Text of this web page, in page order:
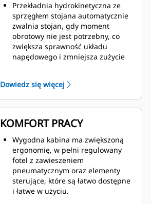
Przekładnia hydrokinetyczna ze
sprzęgłem stojana automatycznie
zwalnia stojan, gdy moment
obrotowy nie jest potrzebny, co
zwiększa sprawność układu
napędowego i zmniejsza zużycie
przyspiesza nieproduktywną jazdę,
pozwalając na skrócenie czasu
trwania cyklu i zwiększenie
produktywności nawet o 8%.
Wysokowydajny układ hydrauliczny
z funkcją wykrywania obciążenia
poprawia reagowanie osprzętu
hydraulicznego i obniża zużycie
paliwa.
Zainstalowany w kabinie
wielofunkcyjny wyświetlacz z
Dowiedz się więcej
KOMFORT PRACY
Wygodna kabina ma zwiększoną
ergonomię, w pełni regulowany
fotel z zawieszeniem
pneumatycznym oraz elementy
sterujące, które są łatwo dostępne
i łatwe w użyciu.